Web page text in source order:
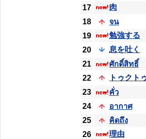
17
肉
18
จน
19
勉強する
20
息を吐く
21
ศักดิ์สิทธิ์
22
トゥクト
23
คั่ว
24
อากาศ
25
คิดถึง
26
理由